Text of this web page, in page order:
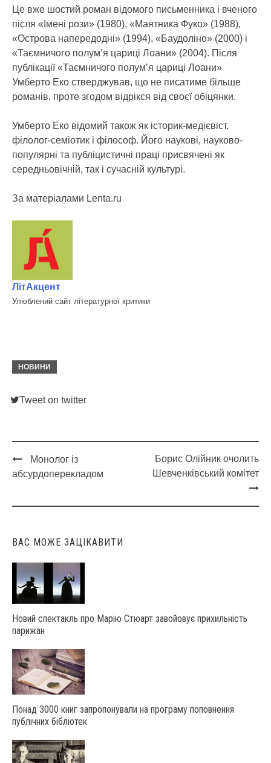
Це вже шостий роман відомого письменника і вченого
після «Імені рози» (1980), «Маятника Фуко» (1988),
«Острова напередодні» (1994), «Баудоліно» (2000) і
«Таємничого полум’я цариці Лоани» (2004). Після
публікації «Таємничого полум’я цариці Лоани»
Умберто Еко стверджував, що не писатиме більше
романів, проте згодом відрікся від своєї обіцянки.
Умберто Еко відомий також як історик-медієвіст,
філолог-семіотик і філософ. Його наукові, науково-
популярні та публіцистичні праці присвячені як
середньовічній, так і сучасній культурі.
За матеріалами Lenta.ru
ЛітАкцент
Улюблений сайт літературної критики
НОВИНИ
Tweet on twitter
Post
Монолог із
абсурдоперекладом
Борис Олійник очолить
Шевченківський комітет
ВАС МОЖЕ ЗАЦІКАВИТИ
Новий спектакль про Марію Стюарт завойовує прихильність
парижан
Понад 3000 книг запропонували на програму поповнення
публічних бібліотек